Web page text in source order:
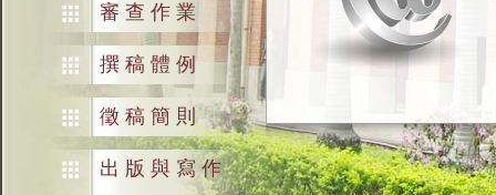
審查作業
撰稿體例
徵稿簡則
出版與寫作